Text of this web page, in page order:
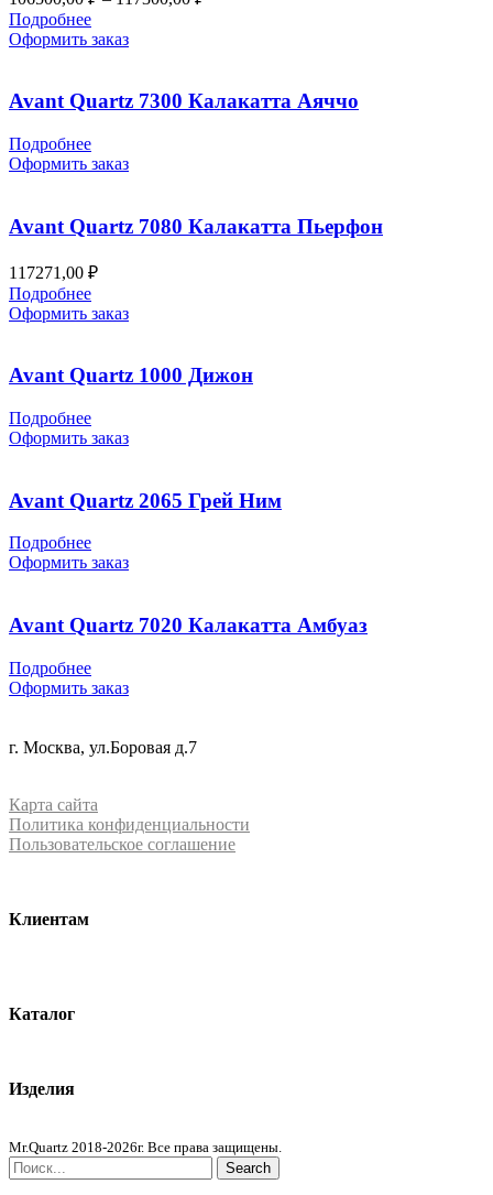
Подробнее
Оформить заказ
Avant Quartz 7300 Калакатта Аяччо
Подробнее
Оформить заказ
Avant Quartz 7080 Калакатта Пьерфон
117271,00 ₽
Подробнее
Оформить заказ
Avant Quartz 1000 Дижон
Подробнее
Оформить заказ
Avant Quartz 2065 Грей Ним
Подробнее
Оформить заказ
Avant Quartz 7020 Калакатта Амбуаз
Подробнее
Оформить заказ
г. Москва, ул.Боровая д.7
Карта сайта
Политика конфиденциальности
Пользовательское соглашение
Клиентам
Каталог
Изделия
Mr.Quartz 2018-2026г. Все права защищены.
Search